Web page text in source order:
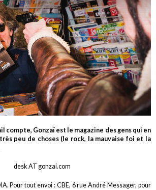
compte, Gonzaï est le magazine des gens qui en
peu de choses (le rock, la mauvaise foi et la
desk AT gonzai.com
Pour tout envoi : CBE, 6 rue André Messager, pour